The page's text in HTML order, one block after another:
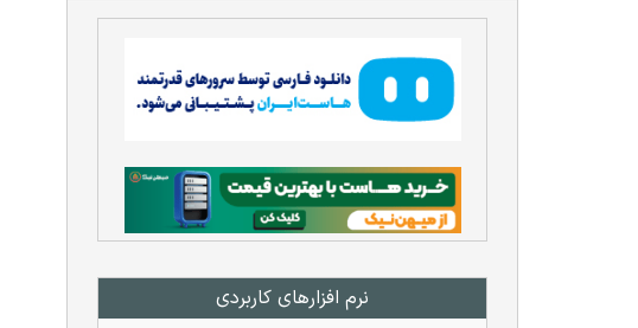
نرم افزار‌های کاربردی